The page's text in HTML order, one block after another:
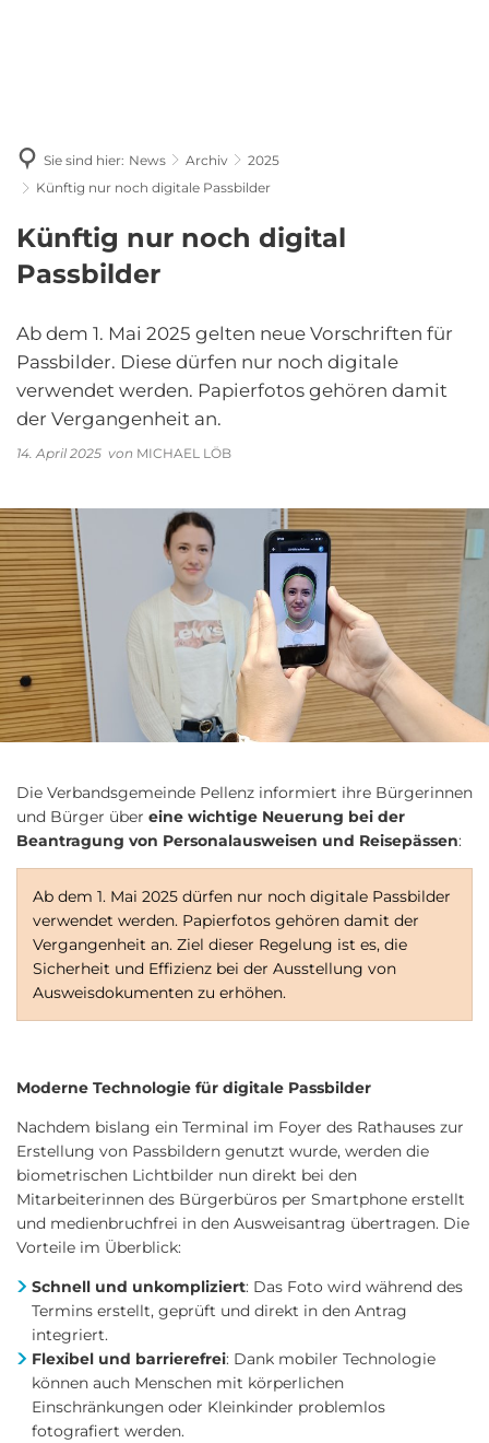
Sie sind hier: News Archiv
2025
Künftig nur noch digitale Passbilder
Künftig nur noch digital
Passbilder
Ab dem 1. Mai 2025 gelten neue Vorschriften für
Passbilder. Diese dürfen nur noch digitale
verwendet werden. Papierfotos gehören damit
der Vergangenheit an.
14. April 2025 von MICHAEL LÖB
Die Verbandsgemeinde Pellenz informiert ihre Bürgerinnen
und Bürger über eine wichtige Neuerung bei der
Beantragung von Personalausweisen und Reisepässen:
Ab dem 1. Mai 2025 dürfen nur noch digitale Passbilder
verwendet werden. Papierfotos gehören damit der
Vergangenheit an. Ziel dieser Regelung ist es, die
Sicherheit und Effizienz bei der Ausstellung von
Ausweisdokumenten zu erhöhen.
Moderne Technologie für digitale Passbilder
Nachdem bislang ein Terminal im Foyer des Rathauses zur
Erstellung von Passbildern genutzt wurde, werden die
biometrischen Lichtbilder nun direkt bei den
Mitarbeiterinnen des Bürgerbüros per Smartphone erstellt
und medienbruchfrei in den Ausweisantrag übertragen. Die
Vorteile im Überblick:
Schnell und unkompliziert: Das Foto wird während des
Termins erstellt, geprüft und direkt in den Antrag
integriert.
Flexibel und barrierefrei: Dank mobiler Technologie
können auch Menschen mit körperlichen
Einschränkungen oder Kleinkinder problemlos
fotografiert werden.